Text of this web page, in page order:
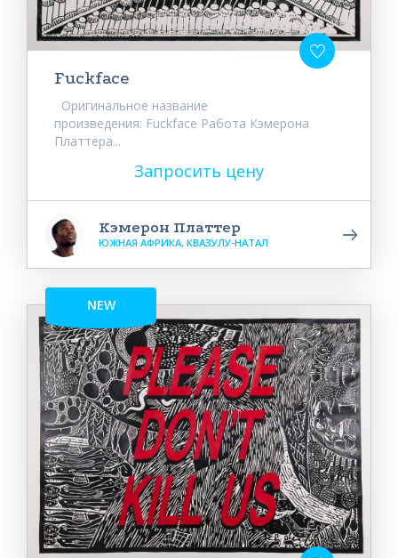
Fuckface
Оригинальное название
произведения: Fuckface Работа Кэмерона
Платтера...
Запросить цену
Кэмерон Платтер
ЮЖНАЯ АФРИКА, КВАЗУЛУ-НАТАЛ
NEW